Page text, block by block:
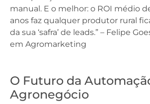
manual. E o melhor: o ROI médio
anos faz qualquer produtor rural
da sua ‘safra’ de leads.” – Felipe
em Agromarketing
O Futuro da
Agronegócio